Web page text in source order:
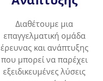
Διαθέτουμε μια
επαγγελματική ομάδα
έρευνας και ανάπτυξης
που μπορεί να παρέχει
εξειδικευμένες λύσεις